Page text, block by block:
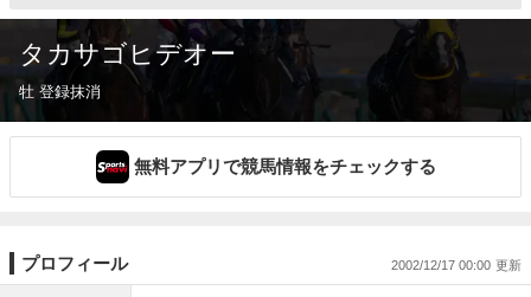
タカサゴヒデオー
牡 登録抹消
無料アプリで競馬情報をチェックする
プロフィール 2002/12/17 00:00